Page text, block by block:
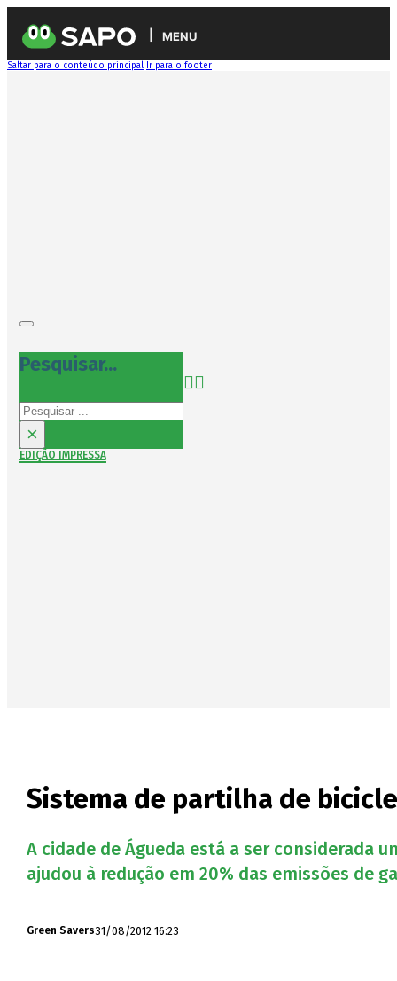
MENU
Saltar para o conteúdo principal Ir para o footer
Pesquisar...
Pesquisar
×
EDIÇÃO IMPRESSA
Sistema de partilha de
A cidade de Águeda está a ser considerada
ajudou à redução em 20% das emissões de
Green Savers31/08/2012 16:23